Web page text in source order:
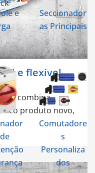
e
Seccionador
as Principais
Comutadore
s
Personaliza
dos
e flexível
KA combina
produto novo,